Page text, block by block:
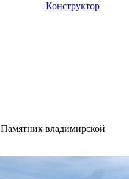
Конструктор
Памятник владимирской